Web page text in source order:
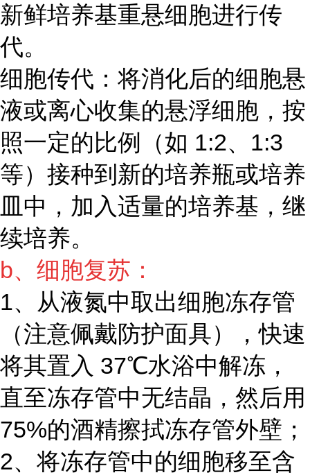
新鲜培养基重悬细胞进行传
代。
细胞传代：将消化后的细胞悬
液或离心收集的悬浮细胞，按
照一定的比例（如 1:2、1:3
等）接种到新的培养瓶或培养
皿中，加入适量的培养基，继
续培养。
b、细胞复苏：
1、从液氮中取出细胞冻存管
（注意佩戴防护面具），快速
将其置入 37℃水浴中解冻，
直至冻存管中无结晶，然后用
75%的酒精擦拭冻存管外壁；
2、将冻存管中的细胞移至含